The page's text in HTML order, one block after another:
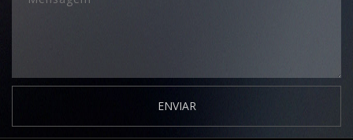
ENVIAR